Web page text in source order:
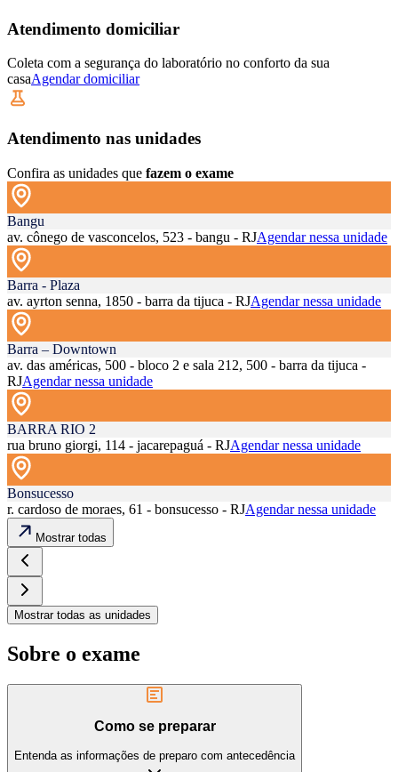
Atendimento domiciliar
Coleta com a segurança do laboratório no conforto da sua
casaAgendar domiciliar
Atendimento nas unidades
Confira as unidades que fazem o exame
Bangu
av. cônego de vasconcelos, 523 - bangu - RJAgendar nessa unidade
Barra - Plaza
av. ayrton senna, 1850 - barra da tijuca - RJAgendar nessa unidade
Barra – Downtown
av. das américas, 500 - bloco 2 e sala 212, 500 - barra da tijuca -
RJAgendar nessa unidade
BARRA RIO 2
rua bruno giorgi, 114 - jacarepaguá - RJAgendar nessa unidade
Bonsucesso
r. cardoso de moraes, 61 - bonsucesso - RJAgendar nessa unidade
Mostrar todas
Mostrar todas as unidades
Sobre o exame
Como se preparar
Entenda as informações de preparo com antecedência